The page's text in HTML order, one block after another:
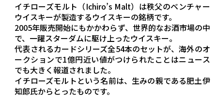
イチローズモルト（Ichiro’s Malt）は秩父のベンチャー
ウイスキーが製造するウイスキーの銘柄です。
2005年販売開始にもかかわらず、世界的なお酒市場の中
で、一躍スターダムに駆け上ったウイスキー。
代表されるカードシリーズ全54本のセットが、海外のオ
ークションで1億円近い値がつけられたことはニュース
でも大きく報道されました。
イチローズモルトという名前は、生みの親である肥土伊
知郎氏からとったものです。